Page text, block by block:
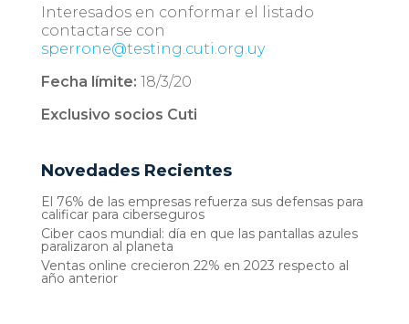
Interesados en conformar el listado
contactarse con
sperrone@testing.cuti.org.uy
Fecha límite: 18/3/20
Exclusivo socios Cuti
Novedades Recientes
El 76% de las empresas refuerza sus defensas para
calificar para ciberseguros
Ciber caos mundial: día en que las pantallas azules
paralizaron al planeta
Ventas online crecieron 22% en 2023 respecto al
año anterior